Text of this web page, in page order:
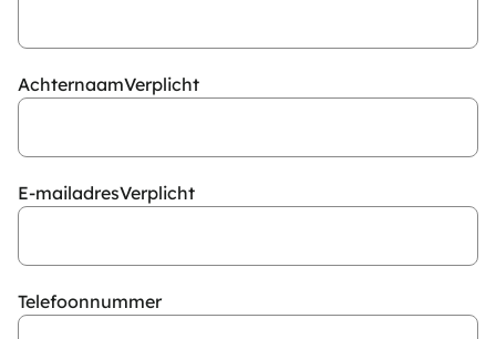
AchternaamVerplicht
E-mailadresVerplicht
Telefoonnummer